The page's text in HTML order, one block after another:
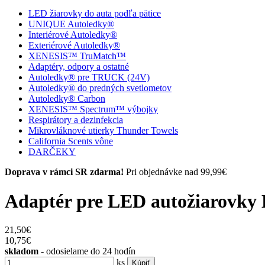
LED žiarovky do auta podľa pätice
UNIQUE Autoledky®
Interiérové Autoledky®
Exteriérové Autoledky®
XENESIS™ TruMatch™
Adaptéry, odpory a ostatné
Autoledky® pre TRUCK (24V)
Autoledky® do predných svetlometov
Autoledky® Carbon
XENESIS™ Spectrum™ výbojky
Respirátory a dezinfekcia
Mikrovláknové utierky Thunder Towels
California Scents vône
DARČEKY
Doprava v rámci SR zdarma! Pri objednávke nad 99,99€
Adaptér pre LED autožiarovky
21,50€
10,75€
skladom - odosielame do 24 hodín
ks
Kúpiť